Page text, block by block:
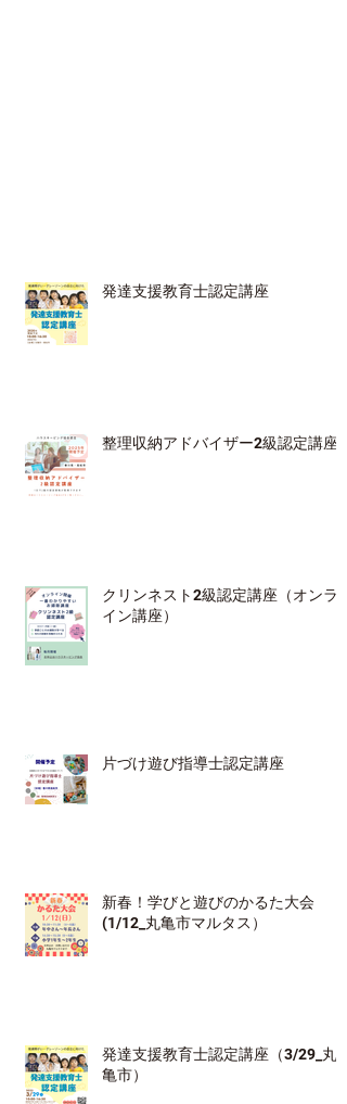
発達支援教育士認定講座
整理収納アドバイザー2級認定講座
クリンネスト2級認定講座（オンラ
イン講座）
片づけ遊び指導士認定講座
新春！学びと遊びのかるた大会
(1/12_丸亀市マルタス）
発達支援教育士認定講座（3/29_丸
亀市）